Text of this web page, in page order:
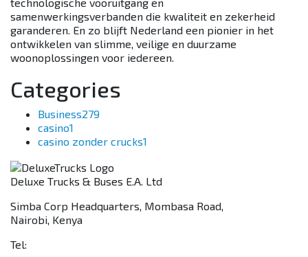
samenwerkingsverbanden die kwaliteit en zekerheid
garanderen. En zo blijft Nederland een pionier in het
ontwikkelen van slimme, veilige en duurzame
woonoplossingen voor iedereen.
Categories
Business279
casino1
casino zonder crucks1
Deluxe Trucks & Buses E.A. Ltd
Simba Corp Headquarters, Mombasa Road,
Nairobi, Kenya
Tel: